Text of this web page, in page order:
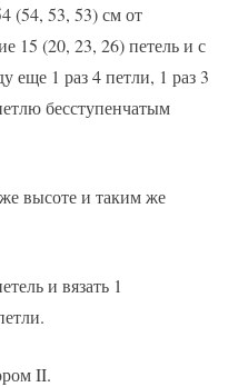
(54, 53, 53) см от
15 (20, 23, 26) петель и с
еще 1 раз 4 петли, 1 раз 3
бесступенчатым
высоте и таким же
и вязать 1
II.